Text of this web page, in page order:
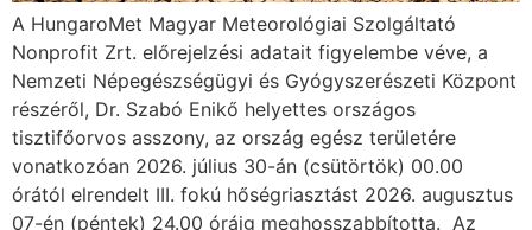
A HungaroMet Magyar Meteorológiai Szolgáltató
Nonprofit Zrt. előrejelzési adatait figyelembe véve, a
Nemzeti Népegészségügyi és Gyógyszerészeti Központ
részéről, Dr. Szabó Enikő helyettes országos
tisztifőorvos asszony, az ország egész területére
vonatkozóan 2026. július 30-án (csütörtök) 00.00
órától elrendelt III. fokú hőségriasztást 2026. augusztus
07-én (péntek) 24.00 óráig meghosszabbította. Az